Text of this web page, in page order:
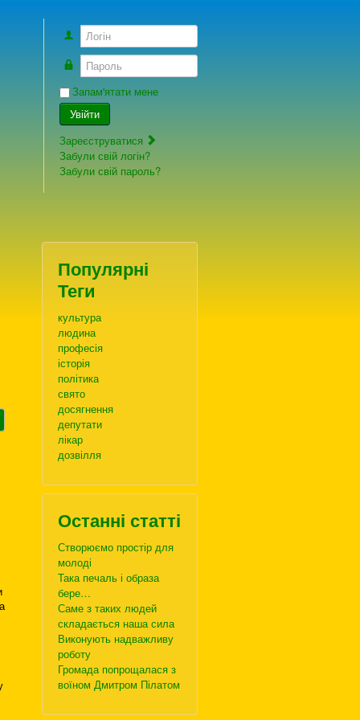
Логін
Пароль
Запам'ятати мене
Увійти
Зареєструватися
Забули свій логін?
Забули свій пароль?
Популярні
Теги
культура
людина
професія
історія
політика
свято
досягнення
депутати
лікар
дозвілля
Останні статті
Створюємо простір для
молоді
Така печаль і образа
бере…
Саме з таких людей
складається наша сила
Виконують надважливу
роботу
Громада попрощалася з
воїном Дмитром Пілатом